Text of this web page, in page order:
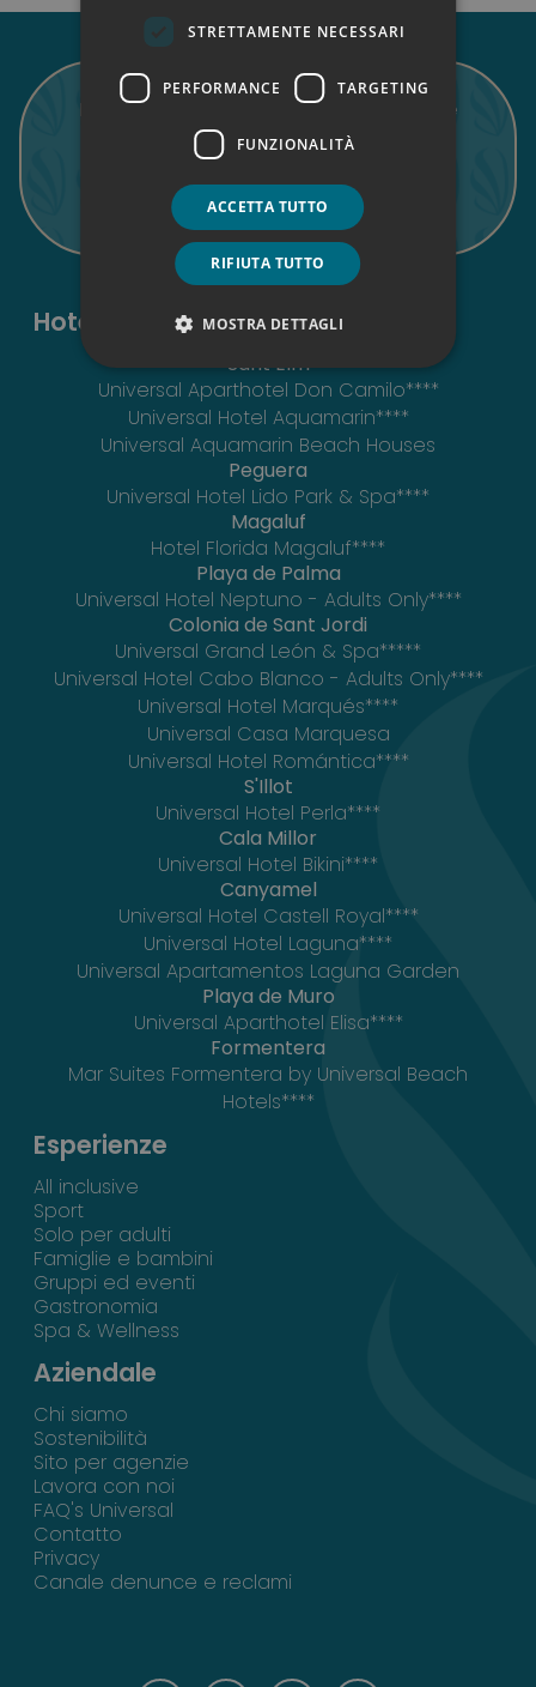
Iscriviti alla nostra newsletter. Scoprite
tutte le ultime novità di Universal.
Iscrivimi
Hotel a Maiorca e Formentera
Sant Elm
Universal Aparthotel Don Camilo****
Universal Hotel Aquamarin****
Universal Aquamarin Beach Houses
Peguera
Universal Hotel Lido Park & Spa****
Magaluf
Hotel Florida Magaluf****
Playa de Palma
Universal Hotel Neptuno - Adults Only****
Colonia de Sant Jordi
Universal Grand León & Spa*****
Universal Hotel Cabo Blanco - Adults Only****
Universal Hotel Marqués****
Universal Casa Marquesa
Universal Hotel Romántica****
S'Illot
Universal Hotel Perla****
Cala Millor
Universal Hotel Bikini****
Canyamel
Universal Hotel Castell Royal****
Universal Hotel Laguna****
Universal Apartamentos Laguna Garden
Playa de Muro
Universal Aparthotel Elisa****
Formentera
Mar Suites Formentera by Universal Beach
Hotels****
Esperienze
All inclusive
Sport
Solo per adulti
Famiglie e bambini
Gruppi ed eventi
Gastronomia
Spa & Wellness
Aziendale
Chi siamo
Sostenibilità
Sito per agenzie
Lavora con noi
FAQ's Universal
Contatto
Privacy
Canale denunce e reclami
STRETTAMENTE NECESSARI
PERFORMANCE TARGETING
FUNZIONALITÀ
ACCETTA TUTTO
RIFIUTA TUTTO
MOSTRA DETTAGLI